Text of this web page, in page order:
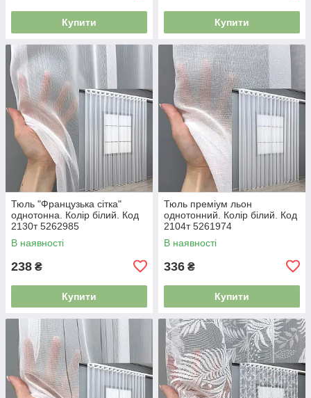
Купити Купити
Тюль "Французька сітка"
однотонна. Колір білий. Код
2130т 5262985
В наявності
238 ₴
Купити
Тюль преміум льон
однотонний. Колір білий. Код
2104т 5261974
В наявності
336 ₴
Купити